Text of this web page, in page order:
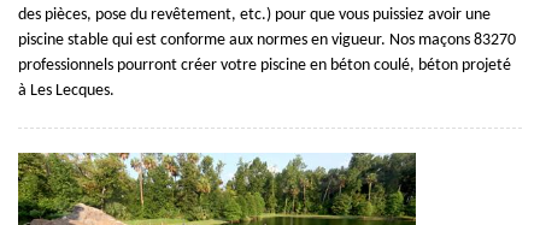
des pièces, pose du revêtement, etc.) pour que vous puissiez avoir une
piscine stable qui est conforme aux normes en vigueur. Nos maçons 83270
professionnels pourront créer votre piscine en béton coulé, béton projeté
à Les Lecques.